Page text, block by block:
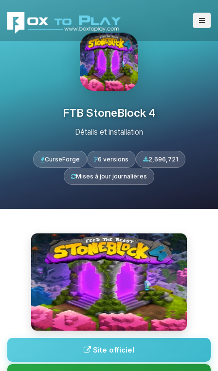
FTB StoneBlock 4
Détails et installation
CurseForge 6 versions 2,696,721
Mises à jour journalières
Site officiel